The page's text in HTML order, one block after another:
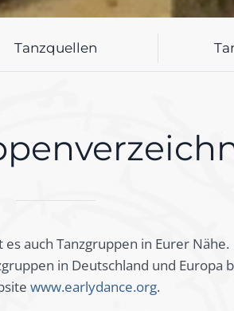
Tanzquellen
auch Tanzgruppen in Eurer Nähe.
in Deutschland und Europa
www.earlydance.org.